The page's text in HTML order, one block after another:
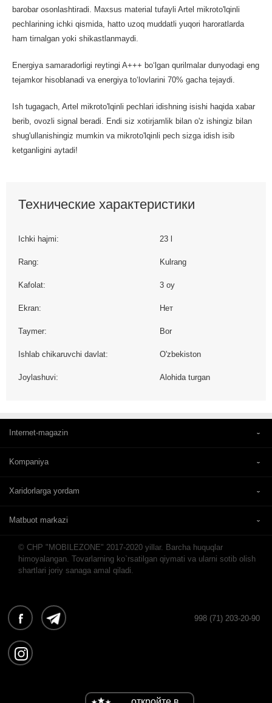
barobar osonlashtiradi. Maxsus material tufayli Artel mikroto'lqinli
pechlarining ichki qismida, hatto uzoq muddatli yuqori haroratlarda
ham tirnalgan yoki shikastlanmaydi.
Energiya samaradorligi reytingi A+++ boʻlgan qurilmalar dunyodagi eng
tejamkor hisoblanadi va energiya toʻlovlarini 70% gacha tejaydi.
Ish tugagach, Artel mikroto'lqinli pechlari idishning isishi haqida xabar
berib, ovozli signal beradi. Endi siz xotirjamlik bilan o'z ishingiz bilan
shug'ullanishingiz mumkin va mikroto'lqinli pech sizga idish isib
ketganligini aytadi!
Технические характеристики
Ichki hajmi: 23 l
Rang: Kulrang
Kafolat: 3 oy
Ekran: Нет
Taymer: Bor
Ishlab chikaruvchi davlat: O'zbekiston
Joylashuvi: Alohida turgan
Internet-magazin
Kompaniya
Xaridorlarga yordam
Matbuot markazi
© CHP "MOBILEZONE" 2017-2020 yillar. Barcha huquqlar
himoyalangan. Tovarlarning ko`rsatilgan qiymati va ularni sotib olish
shartlari joriy sanaga amal qiladi.
998 (71) 203-20-90